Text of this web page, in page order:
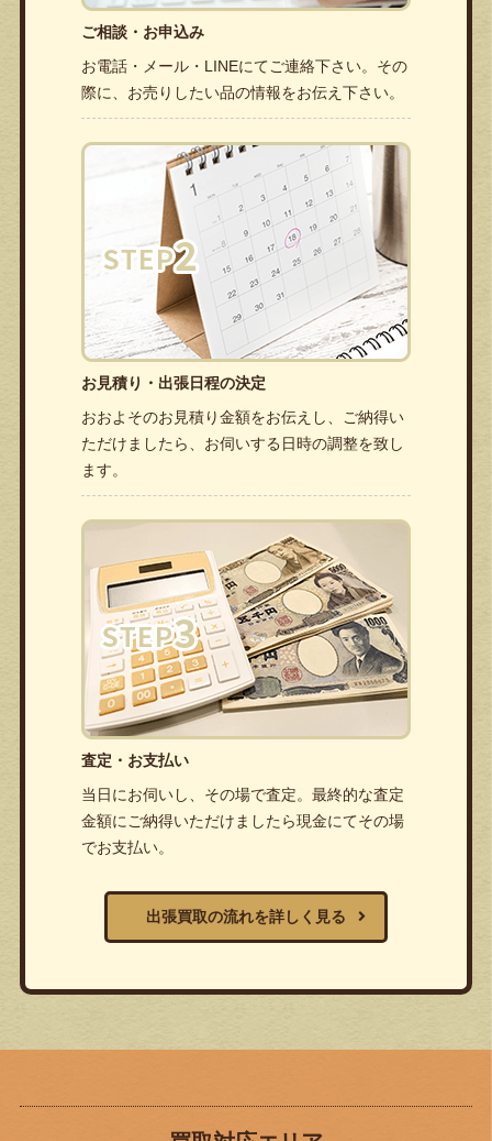
ご相談・お申込み
お電話・メール・LINEにてご連絡下さい。その
際に、お売りしたい品の情報をお伝え下さい。
お見積り・出張日程の決定
おおよそのお見積り金額をお伝えし、ご納得い
ただけましたら、お伺いする日時の調整を致し
ます。
査定・お支払い
当日にお伺いし、その場で査定。最終的な査定
金額にご納得いただけましたら現金にてその場
でお支払い。
出張買取の流れを詳しく見る